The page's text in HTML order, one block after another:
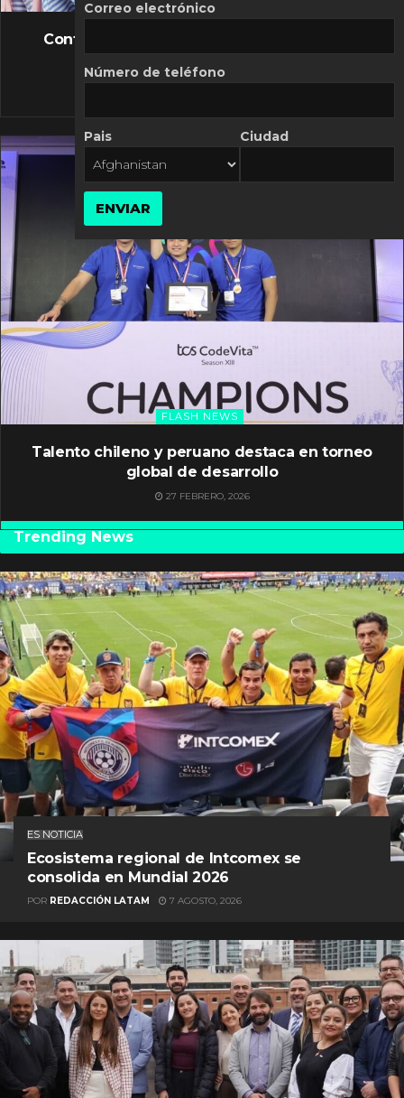
FLASH NEWS
Controversia de Mercado Libre por costos
10 MARZO, 2026
FLASH NEWS
Talento chileno y peruano destaca en torneo
global de desarrollo
27 FEBRERO, 2026
Trending News
ES NOTICIA
Ecosistema regional de Intcomex se
consolida en Mundial 2026
POR REDACCIÓN LATAM 7 AGOSTO, 2026
Correo electrónico
Número de teléfono
Pais Ciudad
ENVIAR